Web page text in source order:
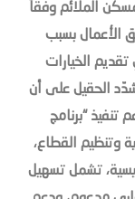
الملائم وفقاً
الأعمال بسبب
الخيارات
الحقيل على أن
تنفيذ “برنامج
وتنظيم القطاع،
يعتمد على 4 محاور رئيسية، تشمل تسهيل